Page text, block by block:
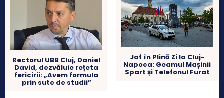
Rectorul UBB Cluj, Daniel
David, dezvăluie rețeta
fericirii: „Avem formula
prin sute de studii”
Jaf în Plină Zi la Cluj-
Napoca: Geamul Mașinii
Spart și Telefonul Furat